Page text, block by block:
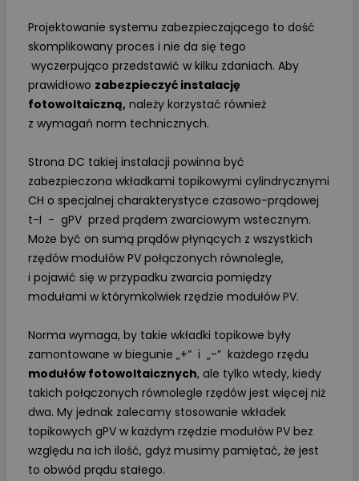
Projektowanie systemu zabezpieczającego to dość
skomplikowany proces i nie da się tego
wyczerpująco przedstawić w kilku zdaniach. Aby
prawidłowo zabezpieczyć instalację
fotowoltaiczną, należy korzystać również
z wymagań norm technicznych.
Strona DC takiej instalacji powinna być
zabezpieczona wkładkami topikowymi cylindrycznymi
CH o specjalnej charakterystyce czasowo-prądowej
t-I - gPV przed prądem zwarciowym wstecznym.
Może być on sumą prądów płynących z wszystkich
rzędów modułów PV połączonych równolegle,
i pojawić się w przypadku zwarcia pomiędzy
modułami w którymkolwiek rzędzie modułów PV.
Norma wymaga, by takie wkładki topikowe były
zamontowane w biegunie „+” i „-” każdego rzędu
modułów fotowoltaicznych, ale tylko wtedy, kiedy
takich połączonych równolegle rzędów jest więcej niż
dwa. My jednak zalecamy stosowanie wkładek
topikowych gPV w każdym rzędzie modułów PV bez
względu na ich ilość, gdyż musimy pamiętać, że jest
to obwód prądu stałego.